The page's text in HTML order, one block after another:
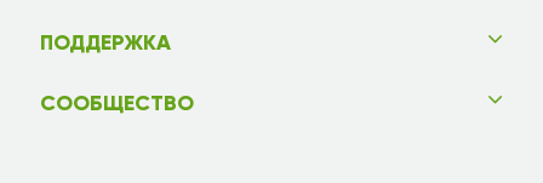
ПОДДЕРЖКА
СООБЩЕСТВО